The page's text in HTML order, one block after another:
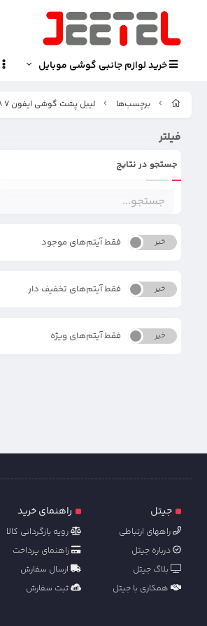
خرید لوازم جانبی گوشی موبایل
برچسب‌ها لیبل پشت گوشی ایفون 7 8
فیلتر
جستجو در نتایج
بله خیر فقط آیتم‌های موجود
بله خیر فقط آیتم‌های تخفیف دار
بله خیر فقط آیتم‌های ویژه
جیتل
راههای ارتباطی
درباره جیتل
بلاگ جیتل
همکاری با جیتل
راهنمای خرید
رویه بازگردانی کالا
راهنمای پرداخت
ارسال سفارش
ثبت سفارش